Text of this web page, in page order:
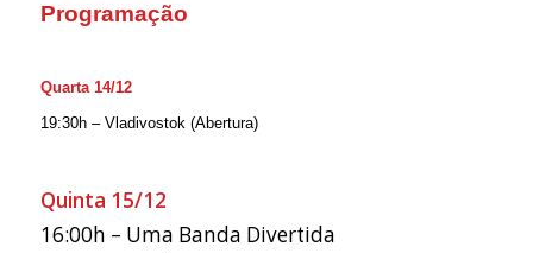
Programação
Quarta 14/12
19:30h – Vladivostok (Abertura)
Quinta 15/12
16:00h – Uma Banda Divertida